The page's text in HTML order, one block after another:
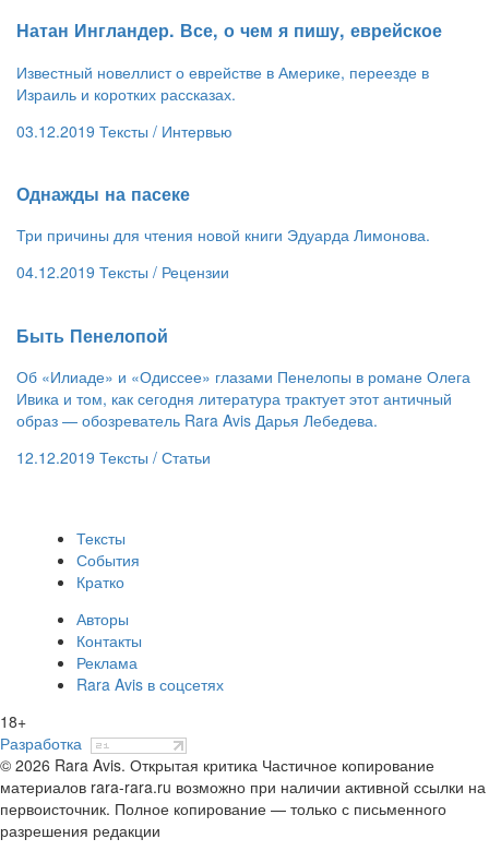
​Натан Ингландер. Все, о чем я пишу, еврейское
Известный новеллист о еврействе в Америке, переезде в
Израиль и коротких рассказах.
03.12.2019 Тексты / Интервью
​Однажды на пасеке
Три причины для чтения новой книги Эдуарда Лимонова.
04.12.2019 Тексты / Рецензии
Быть Пенелопой
Об «Илиаде» и «Одиссее» глазами Пенелопы в романе Олега
Ивика и том, как сегодня литература трактует этот античный
образ — обозреватель Rara Avis Дарья Лебедева.
12.12.2019 Тексты / Статьи
Тексты
События
Кратко
Авторы
Контакты
Реклама
Rara Avis в соцсетях
18+
Разработка
© 2026 Rara Avis. Открытая критика Частичное копирование
материалов rara-rara.ru возможно при наличии активной ссылки на
первоисточник. Полное копирование — только с письменного
разрешения редакции